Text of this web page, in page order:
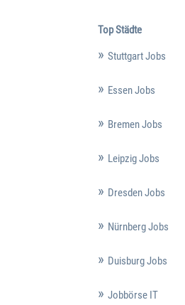
Top Städte
Stuttgart Jobs
Essen Jobs
Bremen Jobs
Leipzig Jobs
Dresden Jobs
Nürnberg Jobs
Duisburg Jobs
Jobbörse IT